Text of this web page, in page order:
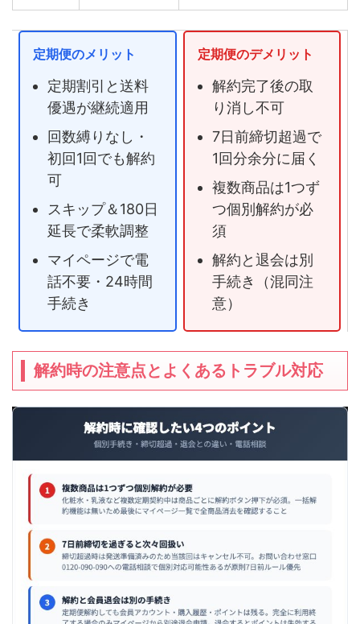
定期便のメリット
定期割引と送料
優遇が継続適用
回数縛りなし・
初回1回でも解約
可
スキップ＆180日
延長で柔軟調整
マイページで電
話不要・24時間
手続き
定期便のデメリット
解約完了後の取
り消し不可
7日前締切超過で
1回分余分に届く
複数商品は1つず
つ個別解約が必
須
解約と退会は別
手続き（混同注
意）
解約時の注意点とよくあるトラブル対応